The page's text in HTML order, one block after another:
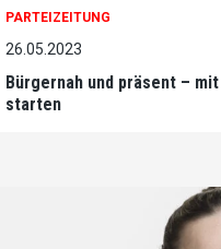
PARTEIZEITUNG
26.05.2023
Bürgernah und präsent –
starten